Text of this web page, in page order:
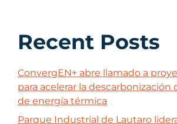
Recent Posts
ConvergEN+ abre llamado a
para acelerar la descarbonización
de energía térmica
Parque Industrial de Lautaro